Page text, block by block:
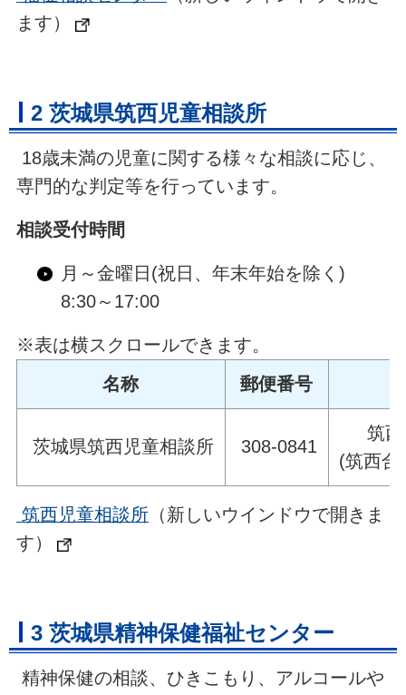
ます）
2 茨城県筑西児童相談所
18歳未満の児童に関する様々な相談に応じ、
専門的な判定等を行っています。
相談受付時間
月～金曜日(祝日、年末年始を除く)
8:30～17:00
※表は横スクロールできます。
名称
郵便番号
茨城県筑西児童相談所 308-0841
筑
(筑西合
筑西児童相談所（新しいウインドウで開きま
す）
3 茨城県精神保健福祉センター
精神保健の相談、ひきこもり、アルコールや